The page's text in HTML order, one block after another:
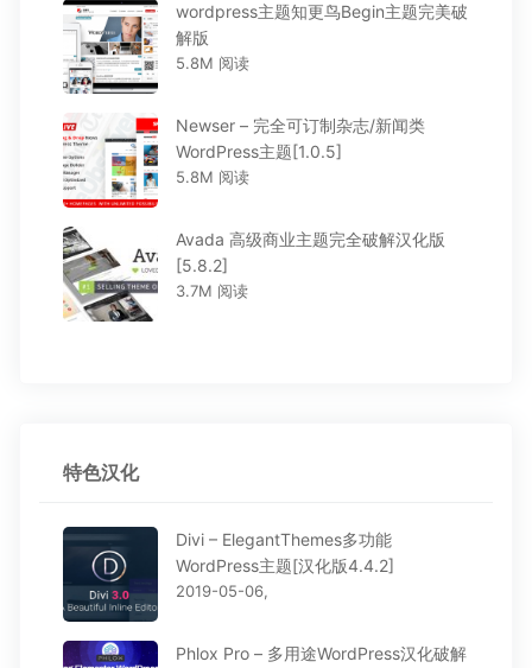
wordpress主题知更鸟Begin主题完美破
解版
5.8M 阅读
Newser – 完全可订制杂志/新闻类
WordPress主题[1.0.5]
5.8M 阅读
Avada 高级商业主题完全破解汉化版
[5.8.2]
3.7M 阅读
特色汉化
Divi – ElegantThemes多功能
WordPress主题[汉化版4.4.2]
2019-05-06,
Phlox Pro – 多用途WordPress汉化破解